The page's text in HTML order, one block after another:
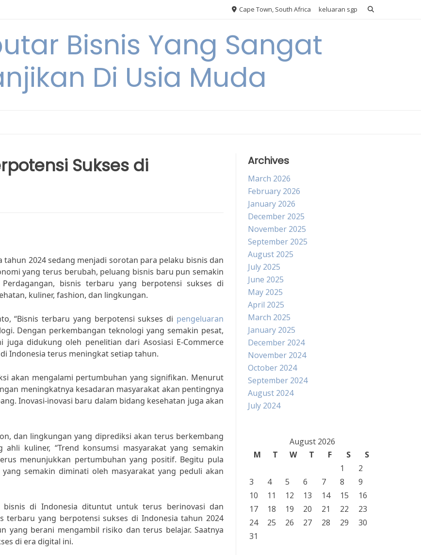
Cape Town, South Africa keluaran sgp
Bisnis Yang Sangat
Di Usia Muda
Sukses di
2024 sedang menjadi sorotan para pelaku bisnis dan
yang terus berubah, peluang bisnis baru pun semakin
bisnis terbaru yang berpotensi sukses di
kuliner, fashion, dan lingkungan.
“Bisnis terbaru yang berpotensi sukses di pengeluaran
Dengan perkembangan teknologi yang semakin pesat,
didukung oleh penelitian dari Asosiasi E-Commerce
Indonesia terus meningkat setiap tahun.
akan mengalami pertumbuhan yang signifikan. Menurut
meningkatnya kesadaran masyarakat akan pentingnya
Inovasi-inovasi baru dalam bidang kesehatan juga akan
dan lingkungan yang diprediksi akan terus berkembang
kuliner, “Trend konsumsi masyarakat yang semakin
menunjukkan pertumbuhan yang positif. Begitu pula
semakin diminati oleh masyarakat yang peduli akan
di Indonesia dituntut untuk terus berinovasi dan
terbaru yang berpotensi sukses di Indonesia tahun 2024
yang berani mengambil risiko dan terus belajar. Saatnya
di era digital ini.
Archives
March 2026
February 2026
January 2026
December 2025
November 2025
September 2025
August 2025
July 2025
June 2025
May 2025
April 2025
March 2025
January 2025
December 2024
November 2024
October 2024
September 2024
August 2024
July 2024
August 2026
M
T W T F S
S
1
2
3
4 5 6 7 8
9
10
11 12 13 14 15
16
17
18 19 20 21 22
23
24
25 26 27 28 29
30
31